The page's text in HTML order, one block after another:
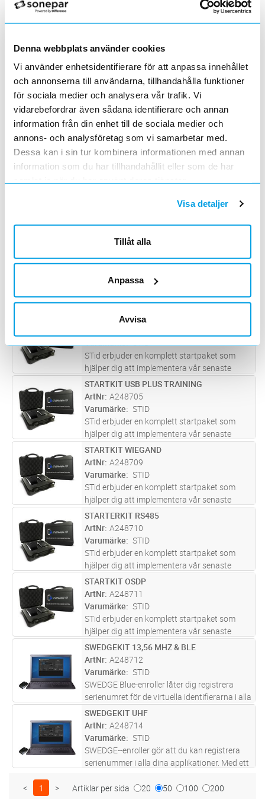
Denna webbplats använder cookies
Vi använder enhetsidentifierare för att anpassa innehållet
och annonserna till användarna, tillhandahålla funktioner
för sociala medier och analysera vår trafik. Vi
vidarebefordrar även sådana identifierare och annan
information från din enhet till de sociala medier och
annons- och analysföretag som vi samarbetar med.
Dessa kan i sin tur kombinera informationen med annan
information som du har tillhandahållit eller som de har
samlat in när du har använt deras tjänster.
Visa detaljer
Tillåt alla
Anpassa
Avvisa
Secard programvara med ARC G encoder för
mobila ID till telefoner. Denna innehåller även
Biometri enroller för att lägga in fingeravtryck
på kortet att anvä...läs mer
ULTRYS MED ENCODER
ArtNr A248679
Varumärke STID
Ultrys mjukvara med UHF encoder för att
programmera SPECTRE UHF läsare samt UHF
ST Lägg i kundvagn
BIOMETRI ENROLLER TILL SECARD
ArtNr
A248682
Varumärke
Fingeravtrycks enroller. Denna används med
programmeringssatsen SECard.
STID AVGIFT CREDITS I ENCODER
STid-avgift. Laddning credits i encoder.
ST Lägg i kundvagn
ArtNr A248701
Varumärke STID
Software för programmering av läsare via
konfigurationskort samt programmera kort.
Lägg i kundvagn
STARTKIT WIEGAND PLUS TRAINING
Varumärke STID
STid erbjuder en komplett startpaket som
hjälper dig att implementera vår senaste
mobilåtkomstlösning från STid Mobile ID® via
smartphones. Startpaketet blå innehåller en
Architect® Blue-läsare (TTL
ST Lägg i kundvagn
STARTKIT USB PLUS TRAINING
ArtNr A248705
Varumärke
STID
STid erbjuder en komplett startpaket som
hjälper dig att implementera vår senaste
mobilåtkomstlösning från STid Mobile ID® via
smartphones. Startpaketet blå innehåller en
Architect® Blue-läsare (TTL
ST Lägg i kundvagn
STARTKIT WIEGAND
ArtNr A248709
Varumärke
STID
STid erbjuder en komplett startpaket som
hjälper dig att implementera vår senaste
mobilåtkomstlösning från STid Mobile ID® via
smartphones. Startpaketet blå innehåller en
Architect® Blue-läsare (TTL
ST Lägg i kundvagn
STARTERKIT RS485
ArtNr A248710
Varumärke
STID
STid erbjuder en komplett startpaket som
hjälper dig att implementera vår senaste
mobilåtkomstlösning från STid Mobile ID® via
smartphones. Startpaketet blå innehåller en
Architect® Blue-läsare (TTL
ST Lägg i kundvagn
STARTKIT OSDP
ArtNr A248711
Varumärke
STID
STid erbjuder en komplett startpaket som
hjälper dig att implementera vår senaste
mobilåtkomstlösning från STid Mobile ID® via
smartphones. Startpaketet blå innehåller en
Architect® Blue-läsare (TTL
ST Lägg i kundvagn
SWEDGEKIT 13,56 MHZ & BLE
ArtNr A248712
Varumärke
STID
SWEDGE Blue-enroller låter dig registrera
serienumret för de virtuella identifierarna i alla
dina applikationer. Med sitt ergonomiska
gränssnitt möjliggör SWEDGE-
inskrivningssatsen enkel registrering
ST Lägg i kundvagn
SWEDGEKIT UHF
ArtNr A248714
Varumärke
STID
SWEDGE--enroller gör att du kan registrera
serienummer i alla dina applikationer. Med ett
registreringskit enkel registrering av dina UHF-
< 1 > Artiklar per sida 20 50 100 200